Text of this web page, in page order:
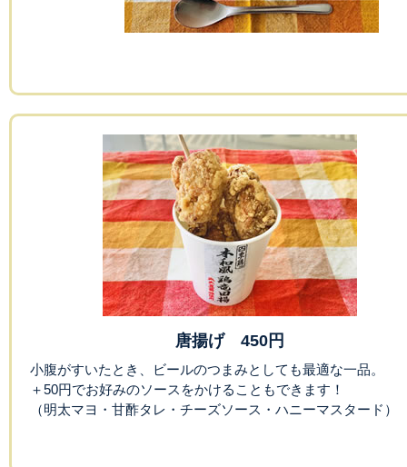
唐揚げ 450円
小腹がすいたとき、ビールのつまみとしても最適な一品。
＋50円でお好みのソースをかけることもできます！
（明太マヨ・甘酢タレ・チーズソース・ハニーマスタード）